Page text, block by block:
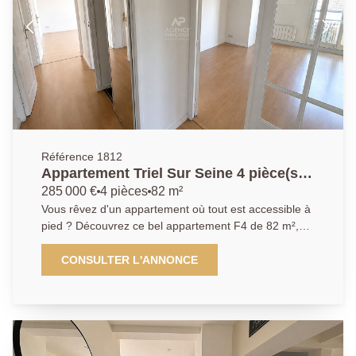
Référence 1812
Appartement Triel Sur Seine 4 pièce(s)
82 m2
285 000 € 4 pièces 82 m²
Vous rêvez d'un appartement où tout est accessible à
pied ? Découvrez ce bel appartement F4 de 82 m²,
idéalement situé au coeur de Triel-sur-Seine, dans
une petite copropriété de seulement 4 logements,
offrant calme, intimité et faibles charges. Situé au 1er
fonctionnel. Il comprend : Une belle pièce de vie
conviviale, idéale pour recevoir famille et amis. Une
CONSULTER L'ANNONCE